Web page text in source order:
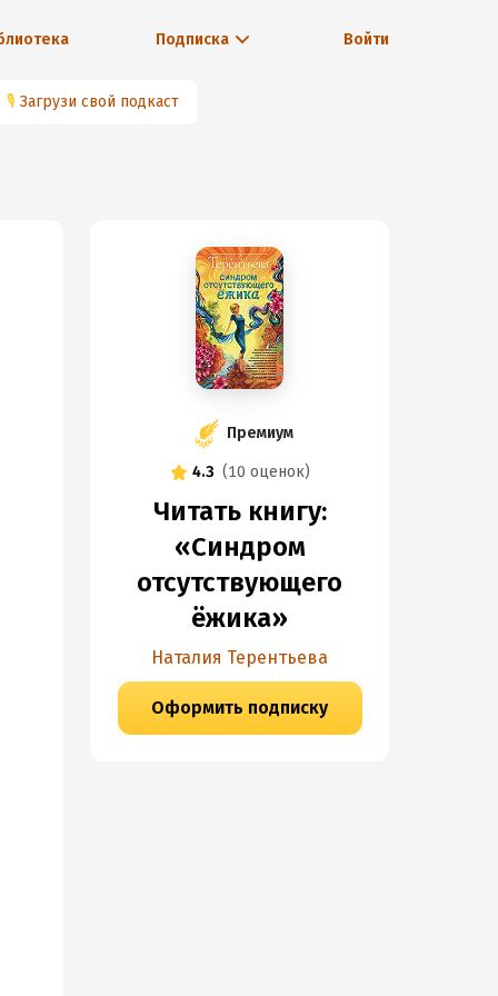
Подписка Войти
🎙 Загрузи свой подкаст
Премиум
4.3 (10 оценок)
Читать книгу:
«Синдром
отсутствующего
ёжика»
Наталия Терентьева
Оформить подписку